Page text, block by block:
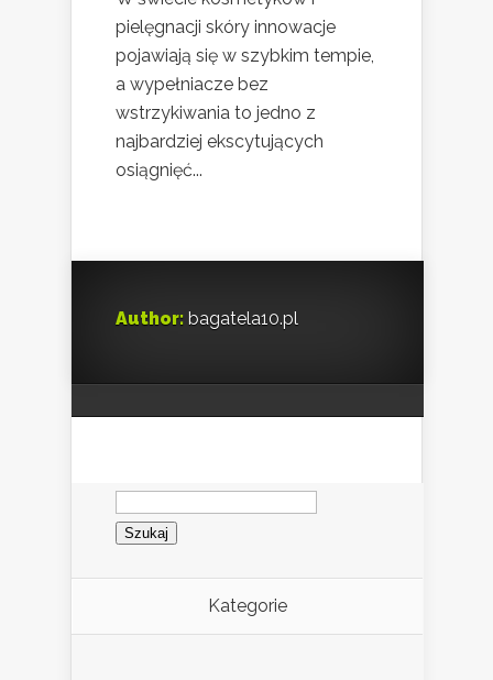
pielęgnacji skóry innowacje
pojawiają się w szybkim tempie,
a wypełniacze bez
wstrzykiwania to jedno z
najbardziej ekscytujących
osiągnięć...
Author: bagatela10.pl
Szukaj:
Kategorie